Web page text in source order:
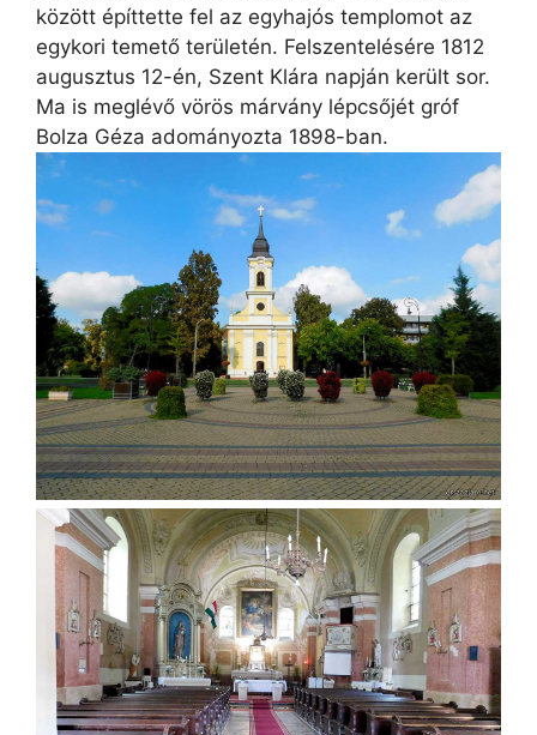
között építtette fel az egyhajós templomot az
egykori temető területén. Felszentelésére 1812
augusztus 12-én, Szent Klára napján került sor.
Ma is meglévő vörös márvány lépcsőjét gróf
Bolza Géza adományozta 1898-ban.